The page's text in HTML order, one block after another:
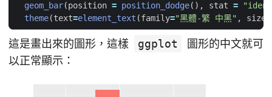
geom_bar(position = position_dodge(), stat =
theme(text=element_text (family="黑體-繁 中黑" , size
這是畫出來的圖形，這樣 ggplot
圖形的中文就可
以正常顯示：